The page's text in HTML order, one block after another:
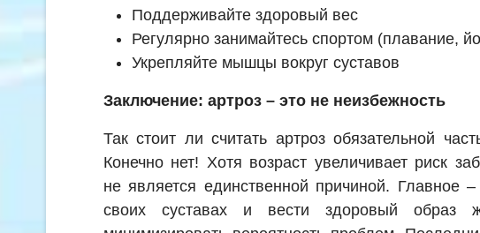
Поддерживайте здоровый вес
Регулярно занимайтесь спортом (плавание,
Укрепляйте мышцы вокруг суставов
Заключение: артроз – это не неизбежность
Так стоит ли считать артроз обязательной
Конечно нет! Хотя возраст увеличивает риск
не является единственной причиной. Главное –
своих суставах и вести здоровый образ